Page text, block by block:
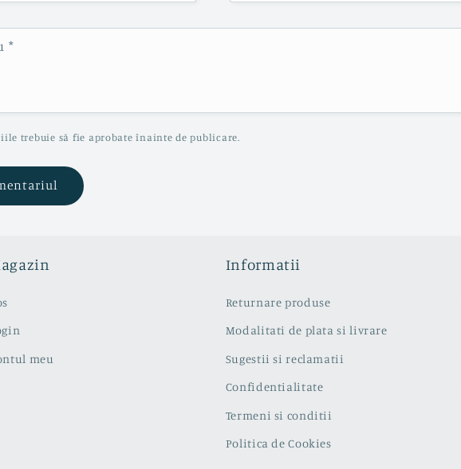
*
trebuie să fie aprobate înainte de publicare.
meu
Informatii
Returnare produse
Modalitati de plata si livrare
Sugestii si reclamatii
Confidentialitate
Termeni si conditii
Politica de Cookies